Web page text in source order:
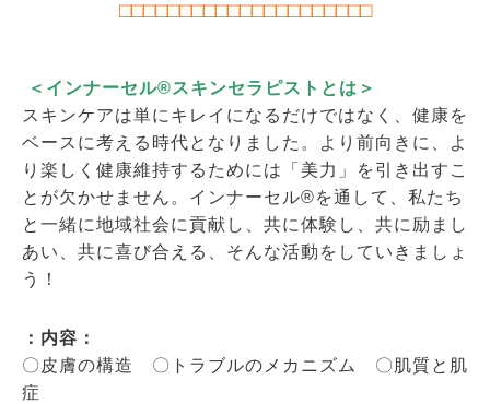
⬜︎⬜︎⬜︎⬜︎⬜︎⬜︎⬜︎⬜︎⬜︎⬜︎⬜︎⬜︎⬜︎⬜︎⬜︎⬜︎⬜︎⬜︎⬜︎⬜︎⬜︎
＜インナーセル®スキンセラピストとは＞
スキンケアは単にキレイになるだけではなく、健康を
ベースに考える時代となりました。より前向きに、よ
り楽しく健康維持するためには「美力」を引き出すこ
とが欠かせません。インナーセル®を通して、私たち
と一緒に地域社会に貢献し、共に体験し、共に励まし
あい、共に喜び合える、そんな活動をしていきましょ
う！
：内容：
〇皮膚の構造 〇トラブルのメカニズム 〇肌質と肌
症